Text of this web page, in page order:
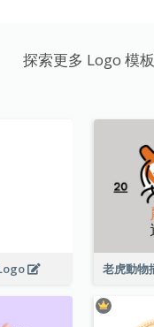
探索更多 Logo 模板